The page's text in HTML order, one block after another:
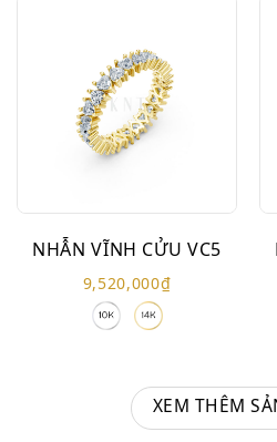
NHẪN VĨNH CỬU VC5
9,520,000₫
XEM THÊM